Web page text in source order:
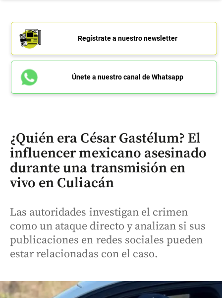
Regístrate a nuestro newsletter
Únete a nuestro canal de Whatsapp
¿Quién era César Gastélum? El
influencer mexicano asesinado
durante una transmisión en
vivo en Culiacán
Las autoridades investigan el crimen
como un ataque directo y analizan si sus
publicaciones en redes sociales pueden
estar relacionadas con el caso.